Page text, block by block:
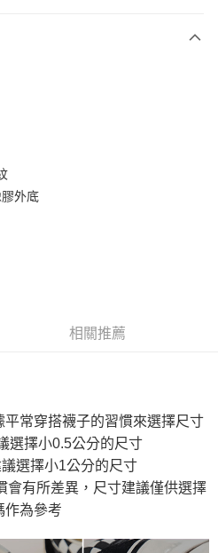
的期數、繳款截止日，確認付款後即完
付你分期」於每月結算日後寄送繳費提
「超商條碼／台灣大直營門市／銀行轉
通路繳費。
公司」（以下簡稱本公司）所提供，讓
付款。
付」後，將跳轉至「AFTEE先享後付」
後，即可完成結帳。
通知簡訊。
擊此簡訊中的連結，可透過四大超商／
刻繳費，但若您需要取消訂單，請聯絡
外底
相關推薦
常穿搭襪子的習慣來選擇尺寸
選擇小0.5公分的尺寸
選擇小1公分的尺寸
會有所差異，尺寸建議僅供選擇
作為參考